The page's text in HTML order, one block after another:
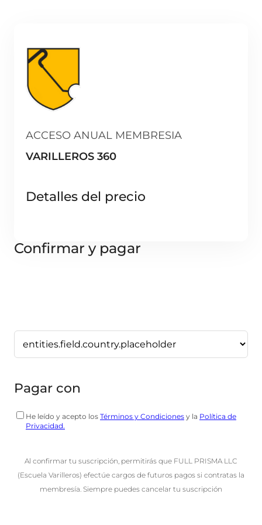
ACCESO ANUAL MEMBRESIA
VARILLEROS 360
Detalles del precio
Confirmar y pagar
Pagar con
He leído y acepto los Términos y Condiciones y la Política de
Privacidad.
Al confirmar tu suscripción, permitirás que FULL PRISMA LLC
(Escuela Varilleros) efectúe cargos de futuros pagos si contratas la
membresía. Siempre puedes cancelar tu suscripción